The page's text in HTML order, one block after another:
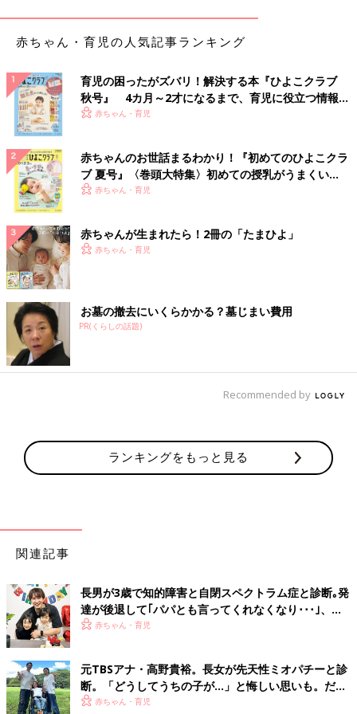
クも広く使えるし良いですよ！」
■食器の水切りカゴ掃除
「壁際に広げた布巾の上に食器を置いていく方式に変えたとこ
ろ、シンク周りスペースがかなり広々と使えるようになって、視
になりました」
■トイレのカバー＆マット
「なくしたら、洗濯物も減って掃除もしやすい！」
■トイレブラシ
「以前はトイレ掃除のたびなぜかトイレブラシから負のオーラを
感じてましたが、今は負のオーラが無くなり快適です」
『トイレブラシをなくしたら、どうやってトイレ掃除をするの
「とあるシンプルライフの方のSNSで見た方法です。使い古した
スポンジと使い捨ての手袋で掃除して、最後は手袋外すときにス
クになるとは！
自分の家も見直したくなりました。
（文・古川はる香）
「会社バッグに子どものおもちゃが（い
つの間に!?）」「寝落ちしてしまった翌
朝の私の家事力すごい！」などなど。分
「たまひよ」アプリユーザーで、共働きのマ
赤ちゃん・育児の人気記事ランキング
育児の困ったがズバリ！解決する本『ひよこクラブ
秋号』 4カ月～2才になるまで、育児に役立つ情報が
いっぱい！
赤ちゃん・育児
赤ちゃんのお世話まるわかり！『初めてのひよこクラ
ブ 夏号』〈巻頭大特集〉初めての授乳がうまくい
く！ おっぱい・ミルクの基本と夏のトラブル 解決テ
赤ちゃん・育児
赤ちゃんが生まれたら！2冊の「たまひよ」
赤ちゃん・育児
お墓の撤去にいくらかかる？墓じまい費用
PR(くらしの話題)
Recommended by
ランキングをもっと見る
関連記事
長男が3歳で知的障害と自閉スペクトラム症と診断｡発
達が後退して｢パパとも言ってくれなくなり･･･｣、元
プロバスケ選手･岡田優介
赤ちゃん・育児
元TBSアナ・高野貴裕。長女が先天性ミオパチーと診
断。「どうしてうちの子が…」と悔しい思いも。だか
らこそ、娘との時間を全力で楽しみたい
赤ちゃん・育児